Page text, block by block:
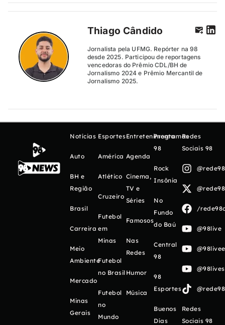
Thiago Cândido
Jornalista pela UFMG. Repórter na 98
desde 2025. Participou de reportagens
vencedoras do Prêmio CDL/BH de
Jornalismo 2024 e Prêmio Mercantil de
Jornalismo 2025.
Notícias
Auto
BH e
Região
Brasil
Carreira
Meio
Ambiente
Mercado
Minas
Gerais
Esportes
América
Atlético
Cruzeiro
Futebol
em
Minas
Futebol
no Brasil
Futebol
no
Mundo
Entretenimento
Agenda
Cinema,
TV e
Séries
Famosos
Nas
Redes
Humor
Música
Programas
98
Rock
Insônia
No
Fundo
do Baú
Central
98
98
Esportes
Buenos
Días
Redes
Sociais 98
/
@98live
Redes
Sociais 98